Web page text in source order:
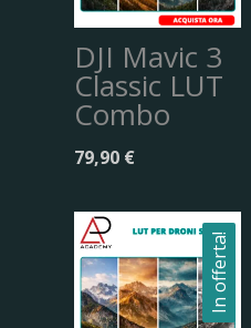
DJI Mavic 3
Classic LUT
Combo
79,90 €
In offerta!